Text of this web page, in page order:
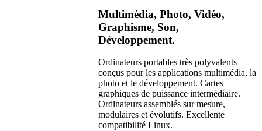
Multimédia, Photo, Vidéo,
Graphisme, Son,
Développement.
Ordinateurs portables très polyvalents
conçus pour les applications multimédia, la
photo et le développement. Cartes
graphiques de puissance intermédiaire.
Ordinateurs assemblés sur mesure,
modulaires et évolutifs. Excellente
compatibilité Linux.